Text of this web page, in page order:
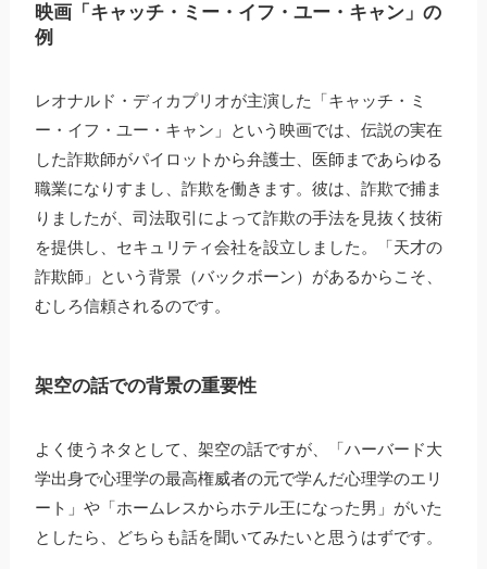
映画「キャッチ・ミー・イフ・ユー・キャン」の
例
レオナルド・ディカプリオが主演した「キャッチ・ミ
ー・イフ・ユー・キャン」という映画では、伝説の実在
した詐欺師がパイロットから弁護士、医師まであらゆる
職業になりすまし、詐欺を働きます。彼は、詐欺で捕ま
りましたが、司法取引によって詐欺の手法を見抜く技術
を提供し、セキュリティ会社を設立しました。「天才の
詐欺師」という背景（バックボーン）があるからこそ、
むしろ信頼されるのです。
架空の話での背景の重要性
よく使うネタとして、架空の話ですが、「ハーバード大
学出身で心理学の最高権威者の元で学んだ心理学のエリ
ート」や「ホームレスからホテル王になった男」がいた
としたら、どちらも話を聞いてみたいと思うはずです。